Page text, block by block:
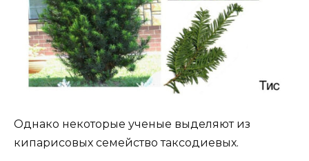
Однако некоторые ученые выделяют из
кипарисовых семейство таксодиевых.